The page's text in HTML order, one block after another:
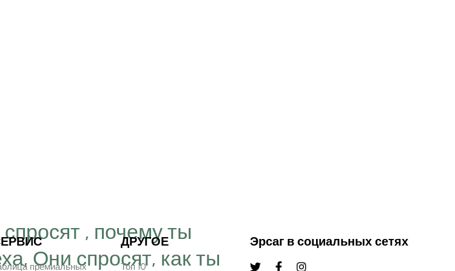
спросят , почему ты
Они спросят, как ты
временем
премиальных
ДРУГОЕ
Топ 10
Эрсаг в социальных сетях